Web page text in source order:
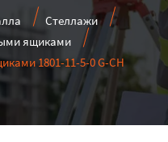
Стеллажи
ящиками
1801-11-5-0 G-CH